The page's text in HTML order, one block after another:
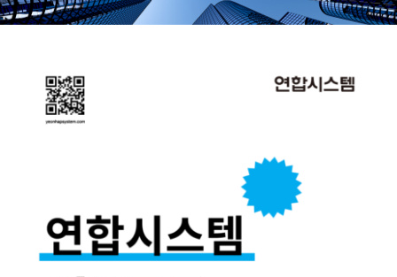
English